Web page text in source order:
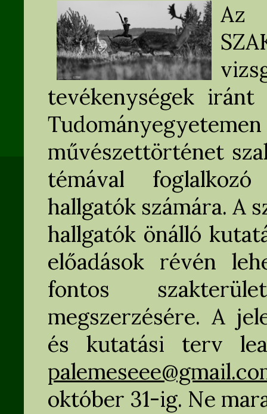
tevékenységek iránt
művészettörténet
témával
hallgatók számára. A
hallgatók önálló
előadások révén
fontos
megszerzésére. A
és kutatási terv
október 31-ig. Ne